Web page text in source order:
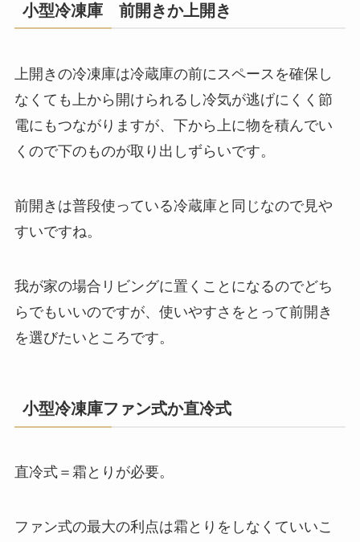
小型冷凍庫 前開きか上開き
上開きの冷凍庫は冷蔵庫の前にスペースを確保し
なくても上から開けられるし冷気が逃げにくく節
電にもつながりますが、下から上に物を積んでい
くので下のものが取り出しずらいです。
前開きは普段使っている冷蔵庫と同じなので見や
すいですね。
我が家の場合リビングに置くことになるのでどち
らでもいいのですが、使いやすさをとって前開き
を選びたいところです。
小型冷凍庫ファン式か直冷式
直冷式＝霜とりが必要。
ファン式の最大の利点は霜とりをしなくていいこ